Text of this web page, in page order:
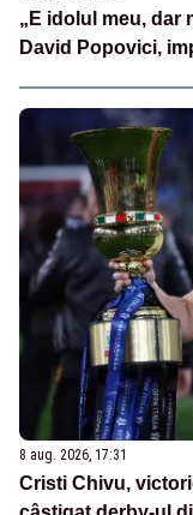
„E idolul meu, dar
David Popovici,
8 aug. 2026, 17:31
Cristi Chivu,